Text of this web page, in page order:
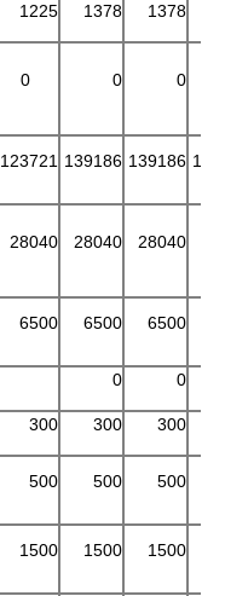
1225 1378 1378
0 0 0
123721 139186 139186
28040 28040 28040
6500 6500 6500
0 0
300 300 300
500 500 500
1500 1500 1500